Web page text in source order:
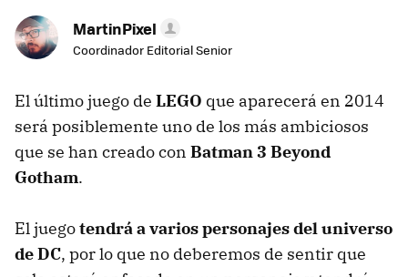
MartinPixel
Coordinador Editorial Senior
El último juego de LEGO que aparecerá en 2014
será posiblemente uno de los más ambiciosos
que se han creado con Batman 3 Beyond
Gotham.
El juegotendrá a varios personajes del universo
de DC, por lo que no deberemos de sentir que